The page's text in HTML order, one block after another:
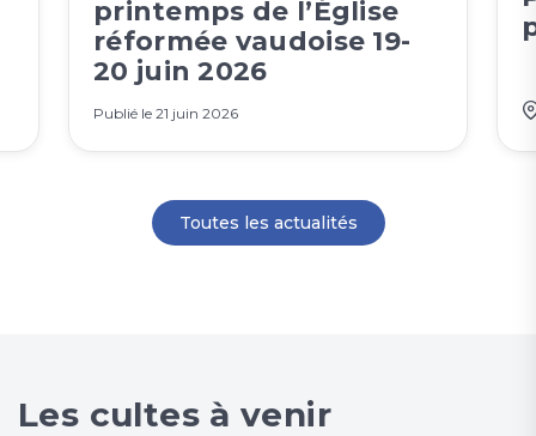
printemps de l’Église
réformée vaudoise 19-
20 juin 2026
Publié le 21 juin 2026
Toutes les actualités
Les cultes à venir